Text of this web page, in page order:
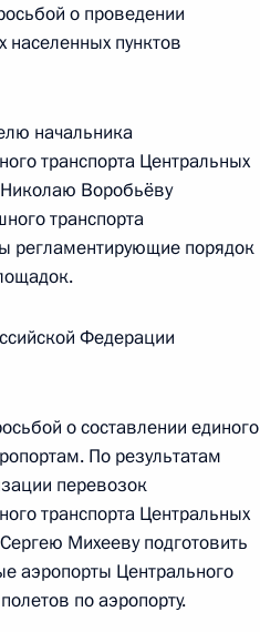
обязанности
воздушного
воздушного транспорта
Федерации
территориального
Президента
приём граждан
о проведении
пунктов
начальника
транспорта Центральных
Николаю Воробьёву
транспорта
регламентирующие порядок
Федерации
о составлении единого
По результатам
перевозок
транспорта Центральных
Михееву подготовить
аэропорты Центрального
по аэропорту.